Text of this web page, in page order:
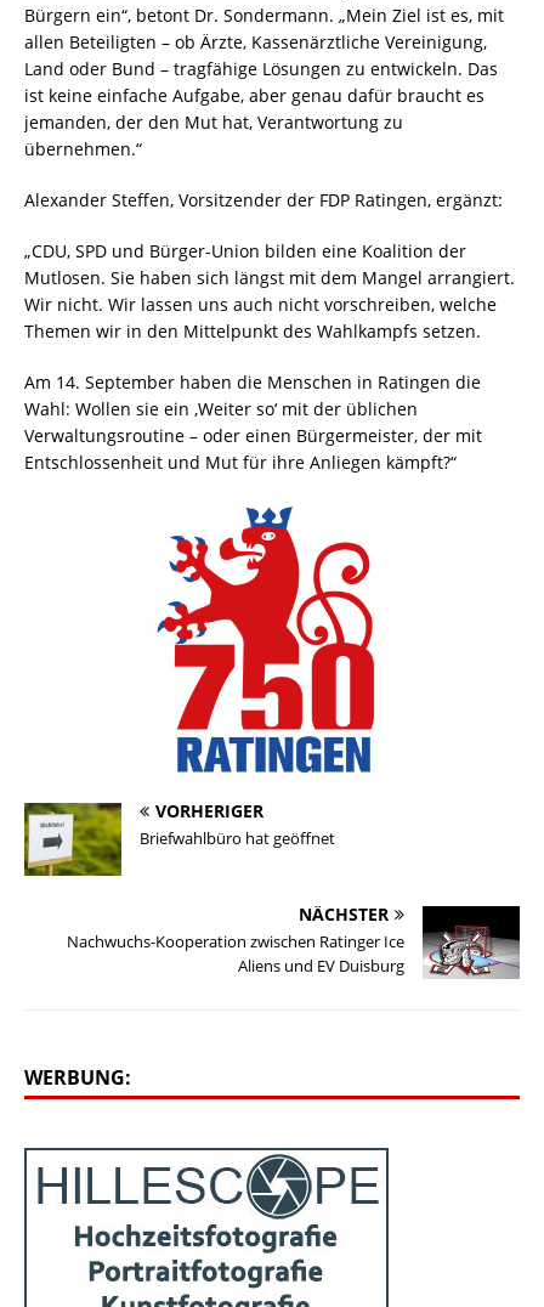
Bürgern ein“, betont Dr. Sondermann. „Mein Ziel ist es, mit
allen Beteiligten – ob Ärzte, Kassenärztliche Vereinigung,
Land oder Bund – tragfähige Lösungen zu entwickeln. Das
ist keine einfache Aufgabe, aber genau dafür braucht es
jemanden, der den Mut hat, Verantwortung zu
übernehmen.“
Alexander Steffen, Vorsitzender der FDP Ratingen, ergänzt:
„CDU, SPD und Bürger-Union bilden eine Koalition der
Mutlosen. Sie haben sich längst mit dem Mangel arrangiert.
Wir nicht. Wir lassen uns auch nicht vorschreiben, welche
Themen wir in den Mittelpunkt des Wahlkampfs setzen.
Am 14. September haben die Menschen in Ratingen die
Wahl: Wollen sie ein ‚Weiter so‘ mit der üblichen
Verwaltungsroutine – oder einen Bürgermeister, der mit
Entschlossenheit und Mut für ihre Anliegen kämpft?“
VORHERIGER
Briefwahlbüro hat geöffnet
NÄCHSTER
Nachwuchs-Kooperation zwischen Ratinger Ice
Aliens und EV Duisburg
WERBUNG: